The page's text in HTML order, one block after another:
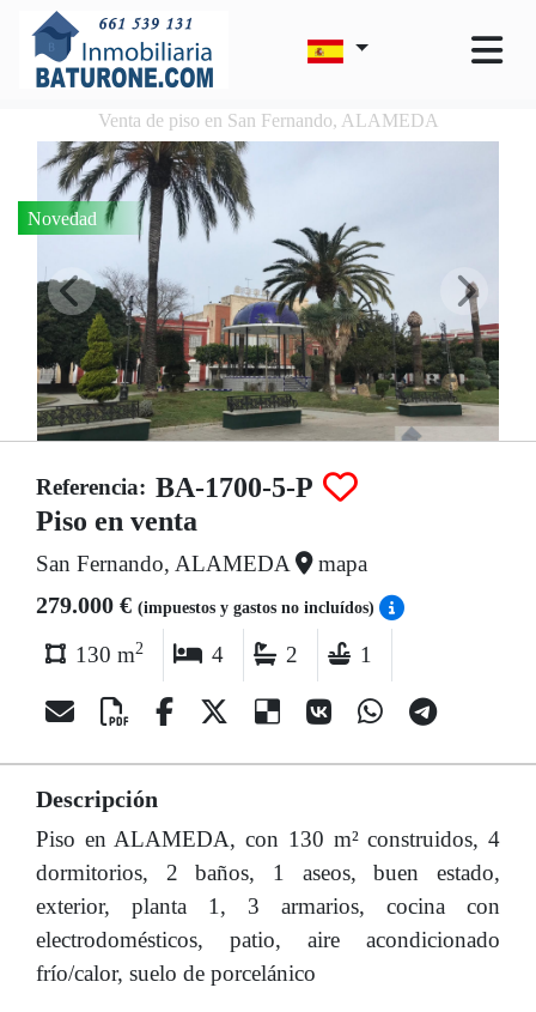
Venta de piso en San Fernando, ALAMEDA
Novedad
Referencia: BA-1700-5-P
Piso en venta
San Fernando, ALAMEDA mapa
279.000 € (impuestos y gastos no incluídos)
130 m2 4 2 1
Descripción
Piso en ALAMEDA, con 130 m² construidos, 4
dormitorios, 2 baños, 1 aseos, buen estado,
exterior, planta 1, 3 armarios, cocina con
electrodomésticos, patio, aire acondicionado
frío/calor, suelo de porcelánico